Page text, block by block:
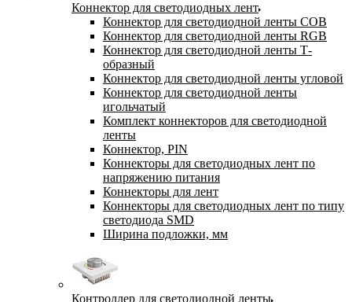
Коннектор для светодиодных лент
Коннектор для светодиодной ленты COB
Коннектор для светодиодной ленты RGB
Коннектор для светодиодной ленты Т-
образный
Коннектор для светодиодной ленты угловой
Коннектор для светодиодной ленты
игольчатый
Комплект коннекторов для светодиодной
ленты
Коннектор, PIN
Коннекторы для светодиодных лент по
напряжению питания
Коннекторы для лент
Коннекторы для светодиодных лент по типу
светодиода SMD
Ширина подложки, мм
Контроллер для светодиодной ленты